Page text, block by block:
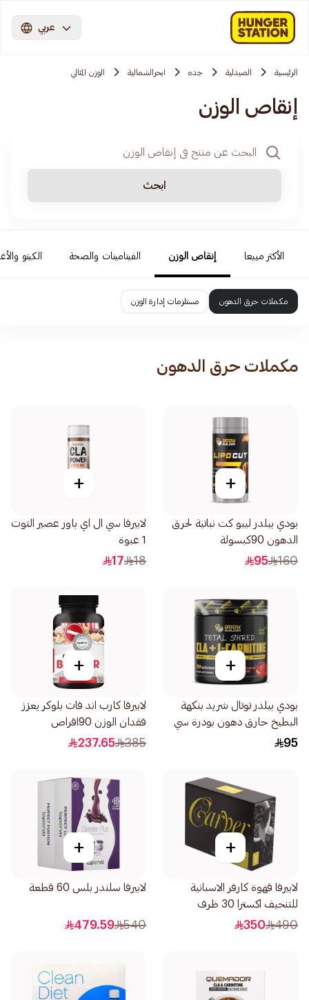
عربي
الرئيسية الصيدلية جده ابحرالشمالية الوزن المثالي
إنقاص الوزن
ابحث
الأكثر مبيعا إنقاص الوزن الفيتامينات والصحة الكيتو
مكملات حرق الدهون مستلزمات إدارة الوزن
مكملات حرق الدهون
+
بودي بيلدر ليبو كت نباتية لحرق
الدهون 90كبسولة
160
95
+
لابيرفا سي ال اي باور عصير التوت
1 عبوة
18
17
+
بودي بيلدر توتال شريد بنكهة
البطيخ حارق دهون بودرة سي
إل إيه مع كارنيتين 210جرام
95
+
لابيرفا كارب اند فات بلوكر يعزز
فقدان الوزن 90اقراص
385
237.65
+
لابيرفا قهوة كارفر الاسبانية
للتنحيف اكسترا 30 ظرف
490
350
+
لابيرفا سلندر بلس 60 قطعة
540
479.59